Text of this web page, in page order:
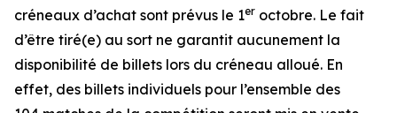
créneaux d’achat sont prévus le 1er octobre. Le fait
d’être tiré(e) au sort ne garantit aucunement la
disponibilité de billets lors du créneau alloué. En
effet, des billets individuels pour l’ensemble des